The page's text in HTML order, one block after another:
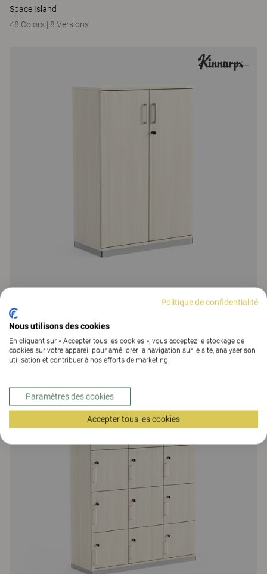
Space Island
48 Colors | 8 Versions
Space
Rangement avec portes Space
48 Colors|95 Versions
Politique de confidentialité
Nous utilisons des cookies
En cliquant sur « Accepter tous les cookies », vous acceptez le stockage de
cookies sur votre appareil pour améliorer la navigation sur le site, analyser son
utilisation et contribuer à nos efforts de marketing.
Paramètres des cookies
Accepter tous les cookies